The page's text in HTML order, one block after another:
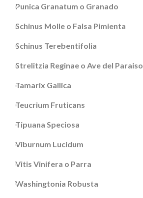
Punica Granatum o Granado
Schinus Molle o Falsa Pimienta
Schinus Terebentifolia
Strelitzia Reginae o Ave del Paraiso
Tamarix Gallica
Teucrium Fruticans
Tipuana Speciosa
Viburnum Lucidum
Vitis Vinifera o Parra
Washingtonia Robusta